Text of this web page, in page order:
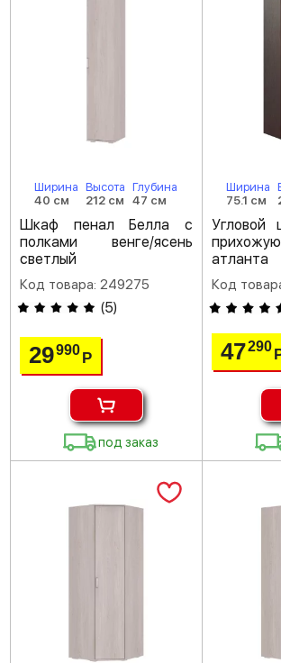
Ширина
40 см
Высота
212 см
Глубина
47 см
Шкаф пенал Белла с
полками венге/ясень
светлый
Код товара: 249275
(5)
29990Р
под заказ
Ширина
75.1 см
Угловой
атланта
Код
47290